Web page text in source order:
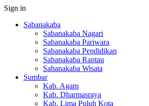
Sign in
Sabanakaba
Sabanakaba Nagari
Sabanakaba Pariwara
Sabanakaba Pendidikan
Sabanakaba Rantau
Sabanakaba Wisata
Sumbar
Kab. Agam
Kab. Dharmasraya
Kab. Lima Puluh Kota